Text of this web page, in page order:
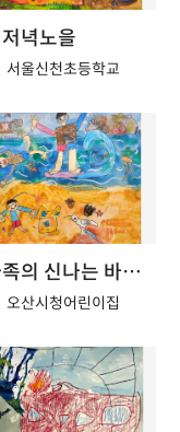
녁노을
서울신천초등학교
우리 가족의 신나는 바다 놀이
오산시청어린이집